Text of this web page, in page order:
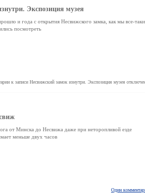
Экспозиция музея
и года с открытия Несвижского замка, как мы все-таки
посмотреть
к записи Несвижский замок изнутри. Экспозиция музея
от Минска до Несвижа даже при неторопливой езде
меньше двух часов
Один